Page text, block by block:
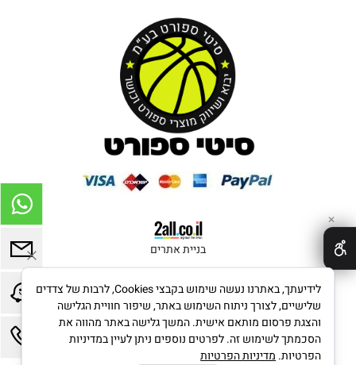
בניית אתרים
✕
לידיעתך, באתרנו נעשה שימוש בקבצי Cookies, לרבות של צדדים
שלישיים, לצורך ניתוח השימוש באתר, שיפור חוויית הגלישה
והצגת פרסום מותאם אישית. המשך גלישה באתר מהווה את
הסכמתך לשימוש זה. לפרטים נוספים ניתן לעיין במדיניות
הפרטיות. מדיניות הפרטיות